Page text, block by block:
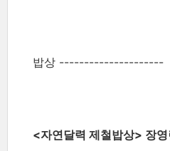
밥상 ---------------------
<자연달력 제철밥상> 장